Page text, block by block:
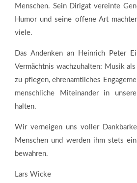
Menschen. Sein Dirigat vereinte
Humor und seine offene Art
viele.
Das Andenken an Heinrich Peter
Vermächtnis wachzuhalten: Musik
zu pflegen, ehrenamtliches
menschliche Miteinander in
halten.
Wir verneigen uns voller
Menschen und werden ihm stets
bewahren.
Lars Wicke